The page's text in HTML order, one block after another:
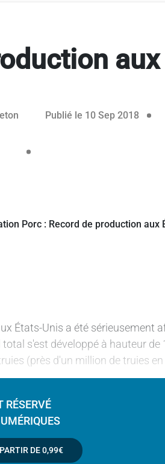
Publié le 10 Sep 2018
États-Unis a été sérieusement
total s'est développé à hauteur
(près d'un million de truies
RÉSERVÉ
DE0,99€